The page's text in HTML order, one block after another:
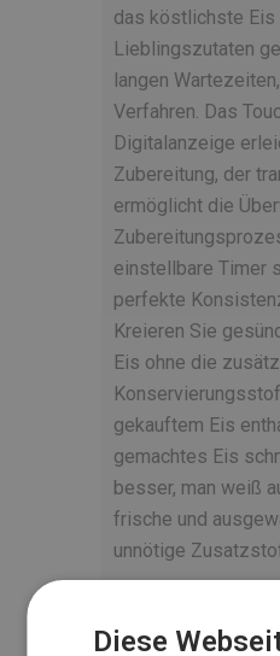
das köstlichste Eis
Lieblingszutaten
langen
Verfahren. Das
Digitalanzeige
Zubereitung, der
ermöglicht die
einstellbare Timer
perfekte
Kreieren Sie
Eis ohne die
gekauftem Eis
gemachtes Eis
besser, man weiß
frische und
unnötige
Diese